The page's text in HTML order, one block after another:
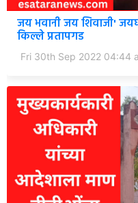
जय भवानी जय शिवाजी'
किल्ले प्रतापगड
Fri 30th Sep 2022 04:44